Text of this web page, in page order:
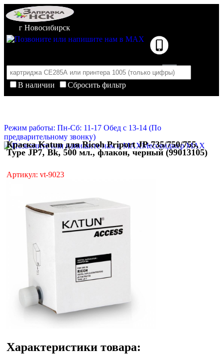
г Новосибирск
В наличии
Сбросить фильтр
Корзина пуста
Режим работы: Пн-Сб: 11-17 Обед с 13-14 (По
предварительному звонку)
Мессенджер MAX
Краска Katun для Ricoh Priport JP-735/750/755,
Type JP7, Bk, 500 мл., флакон, черный (99013105)
Артикул: vt-9023
Характеристики товара: